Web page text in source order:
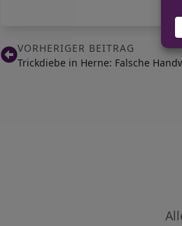
VORHERIGER BEITRAG
Trickdiebe in Herne: Falsche